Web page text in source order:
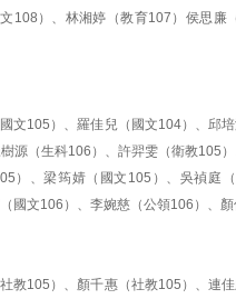
108）、林湘婷（教育107）侯思
文105）、羅佳兒（國文104）、邱
源（生科106）、許羿雯（衛教105
）、梁筠婧（國文105）、吳禎庭
文106）、李婉慈（公領106）、
教105）、顏千惠（社教105）、連